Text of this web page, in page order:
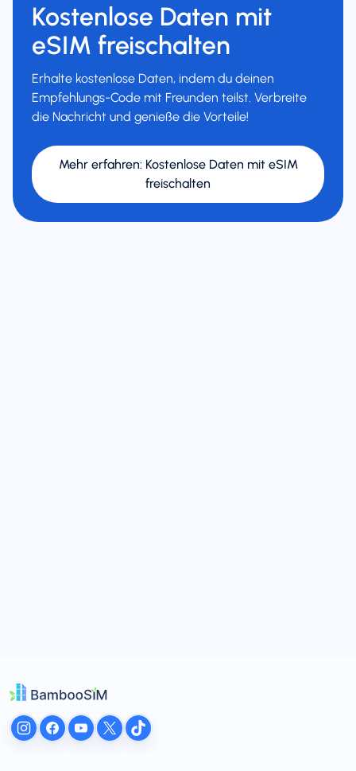
Kostenlose Daten mit
eSIM freischalten
Erhalte kostenlose Daten, indem du deinen
Empfehlungs-Code mit Freunden teilst. Verbreite
die Nachricht und genieße die Vorteile!
Mehr erfahren: Kostenlose Daten mit eSIM
freischalten